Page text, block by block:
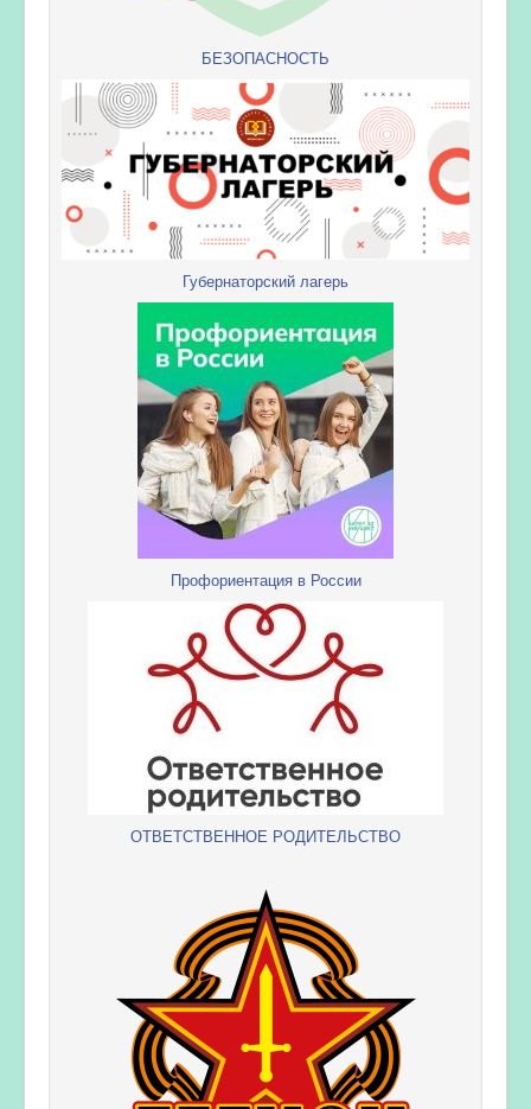
БЕЗОПАСНОСТЬ
Губернаторский лагерь
Профориентация в России
ОТВЕТСТВЕННОЕ РОДИТЕЛЬСТВО